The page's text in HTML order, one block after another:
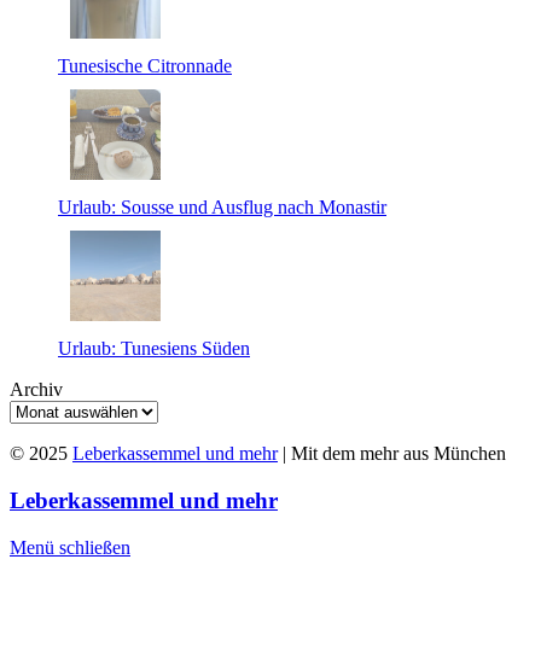
Tunesische Citronnade
Urlaub: Sousse und Ausflug nach Monastir
Urlaub: Tunesiens Süden
Archiv
© 2025 Leberkassemmel und mehr| Mit dem mehr aus München
Leberkassemmel und mehr
Menü schließen